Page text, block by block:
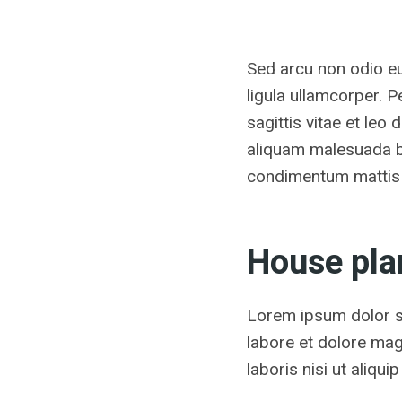
Sed arcu non odio
ligula ullamcorper.
sagittis vitae et leo
aliquam malesuada
condimentum
House
Lorem ipsum dolor
labore et dolore
laboris nisi ut